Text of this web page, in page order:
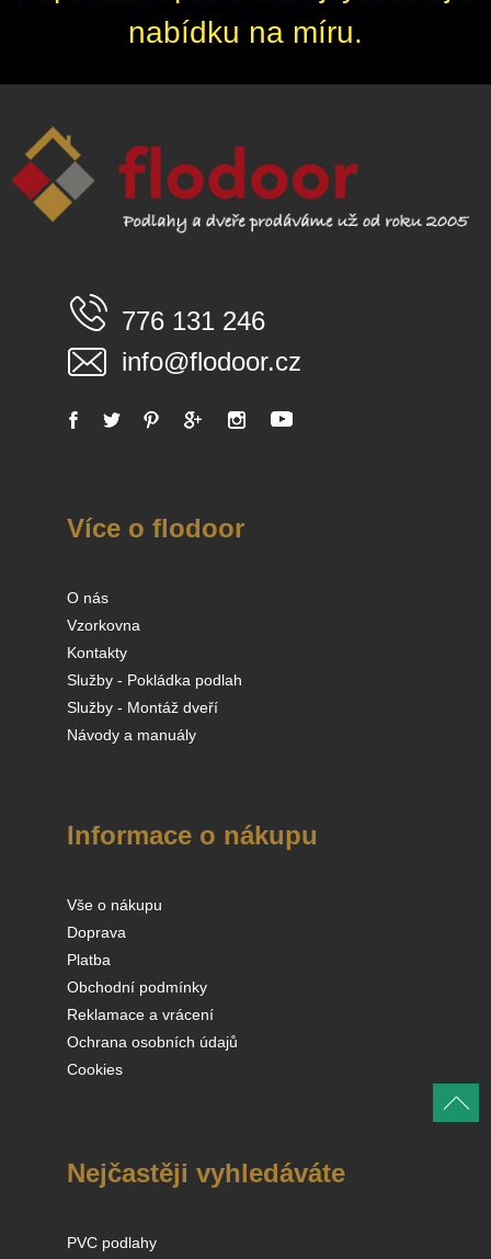
nabídku na míru.
776 131 246
info@flodoor.cz
Více o flodoor
O nás
Vzorkovna
Kontakty
Služby - Pokládka podlah
Služby - Montáž dveří
Návody a manuály
Informace o nákupu
Vše o nákupu
Doprava
Platba
Obchodní podmínky
Reklamace a vrácení
Ochrana osobních údajů
Cookies
Nejčastěji vyhledáváte
PVC podlahy